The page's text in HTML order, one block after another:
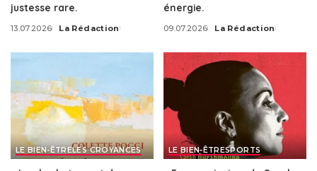
justesse rare.
13.07.2026
Posted
La Rédaction
énergie.
09.07.2026
Posted
La Rédaction
LE BIEN-ÊTRELES CROYANCES LE BIEN-ÊTRESPORTS